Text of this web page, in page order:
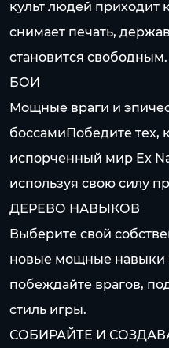
культ людей приходит
снимает печать,
становится свободным.
БОИ
Мощные враги и
боссамиПобедите тех,
испорченный мир Ex
используя свою силу
ДЕРЕВО НАВЫКОВ
Выберите свой
новые мощные навыки
побеждайте врагов,
стиль игры.
СОБИРАЙТЕ И